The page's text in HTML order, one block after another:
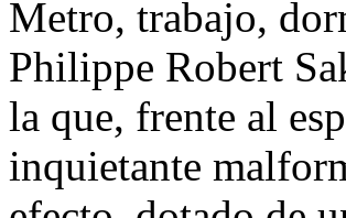
Metro, trabajo,
Philippe Robert
la que, frente al
inquietante